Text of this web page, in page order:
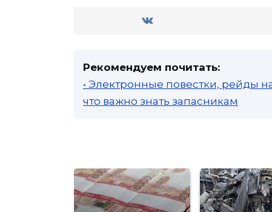
Рекомендуем почитать:
• Электронные повестки, рейды
что важно знать запасникам